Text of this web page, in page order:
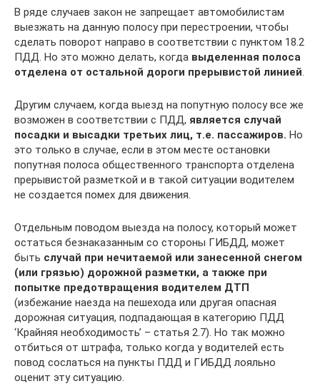
В ряде случаев закон не запрещает автомобилистам
выезжать на данную полосу при перестроении, чтобы
сделать поворот направо в соответствии с пунктом 18.2
ПДД. Но это можно делать, когда выделенная полоса
отделена от остальной дороги прерывистой линией.
Другим случаем, когда выезд на попутную полосу все же
возможен в соответствии с ПДД, является случай
посадки и высадки третьих лиц, т.е. пассажиров. Но
это только в случае, если в этом месте остановки
попутная полоса общественного транспорта отделена
прерывистой разметкой и в такой ситуации водителем
не создается помех для движения.
Отдельным поводом выезда на полосу, который может
остаться безнаказанным со стороны ГИБДД, может
быть случай при нечитаемой или занесенной снегом
(или грязью) дорожной разметки, а также при
попытке предотвращения водителем ДТП
(избежание наезда на пешехода или другая опасная
дорожная ситуация, подпадающая в категорию ПДД
‘Крайняя необходимость’ – статья 2.7). Но так можно
отбиться от штрафа, только когда у водителей есть
повод сослаться на пункты ПДД и ГИБДД лояльно
оценит эту ситуацию.